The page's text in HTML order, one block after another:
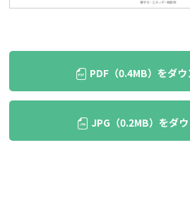
PDF（0.4MB）をダ
JPG（0.2MB）をダ